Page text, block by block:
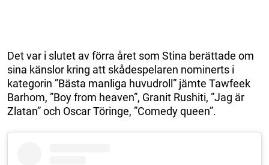
Det var i slutet av förra året som Stina berättade om
sina känslor kring att skådespelaren nominerts i
kategorin ”Bästa manliga huvudroll” jämte Tawfeek
Barhom, ”Boy from heaven”, Granit Rushiti, ”Jag är
Zlatan” och Oscar Töringe, ”Comedy queen”.